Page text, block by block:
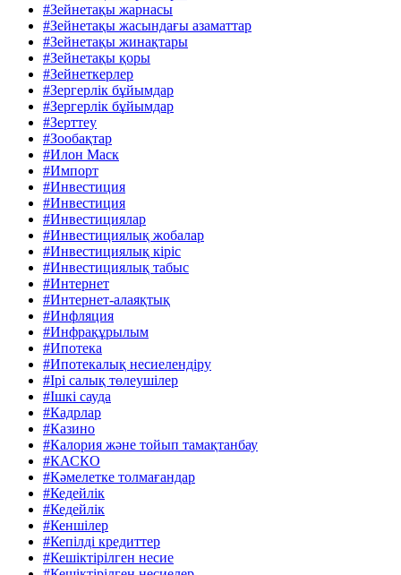
#Зейнетақы жарнасы
#Зейнетақы жасындағы азаматтар
#Зейнетақы жинақтары
#Зейнетақы қоры
#Зейнеткерлер
#Зергерлік бұйымдар
#Зергерлік бұйымдар
#Зерттеу
#Зообақтар
#Илон Маск
#Импорт
#Инвестиция
#Инвестиция
#Инвестициялар
#Инвестициялық жобалар
#Инвестициялық кіріс
#Инвестициялық табыс
#Интернет
#Интернет-алаяқтық
#Инфляция
#Инфрақұрылым
#Ипотека
#Ипотекалық несиелендіру
#Ірі салық төлеушілер
#Ішкі сауда
#Кадрлар
#Казино
#Калория және тойып тамақтанбау
#КАСКО
#Кәмелетке толмағандар
#Кедейлік
#Кедейлік
#Кеншілер
#Кепілді кредиттер
#Кешіктірілген несие